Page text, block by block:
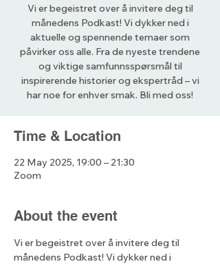
Vi er begeistret over å invitere deg til
månedens Podkast! Vi dykker ned i
aktuelle og spennende temaer som
påvirker oss alle. Fra de nyeste trendene
og viktige samfunnsspørsmål til
inspirerende historier og ekspertråd – vi
har noe for enhver smak. Bli med oss!
Time & Location
22 May 2025, 19:00 – 21:30
Zoom
About the event
Vi er begeistret over å invitere deg til
månedens Podkast! Vi dykker ned i